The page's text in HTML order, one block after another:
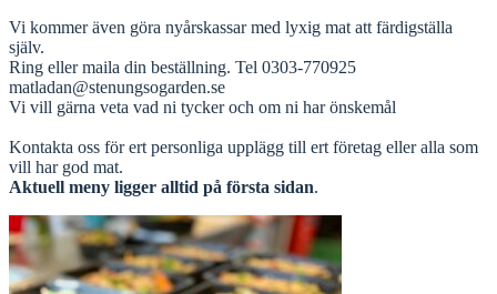
Vi kommer även göra nyårskassar med lyxig mat att färdigställa
själv.
Ring eller maila din beställning. Tel 0303-770925
matladan@stenungsogarden.se
Vi vill gärna veta vad ni tycker och om ni har önskemål
Kontakta oss för ert personliga upplägg till ert företag eller alla som
vill har god mat.
Aktuell meny ligger alltid på första sidan.